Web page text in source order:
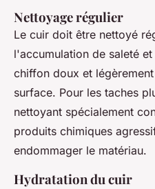
Nettoyage régulier
Le cuir doit être nettoyé
l'accumulation de saleté
chiffon doux et
surface. Pour les taches
nettoyant spécialement
produits chimiques
endommager le matériau.
Hydratation du cuir